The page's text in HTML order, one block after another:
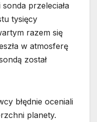
przeleciała
tysięcy
razem się
w atmosferę
został
błędnie oceniali
planety.